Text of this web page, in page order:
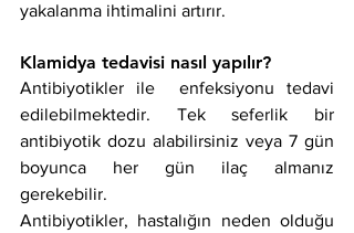
yakalanma ihtimalini artırır.
Klamidya tedavisi nasıl yapılır?
Antibiyotikler ile  enfeksiyonu tedavi
edilebilmektedir. Tek seferlik bir
antibiyotik dozu alabilirsiniz veya 7 gün
boyunca her gün ilaç almanız
gerekebilir.
Antibiyotikler, hastalığın neden olduğu